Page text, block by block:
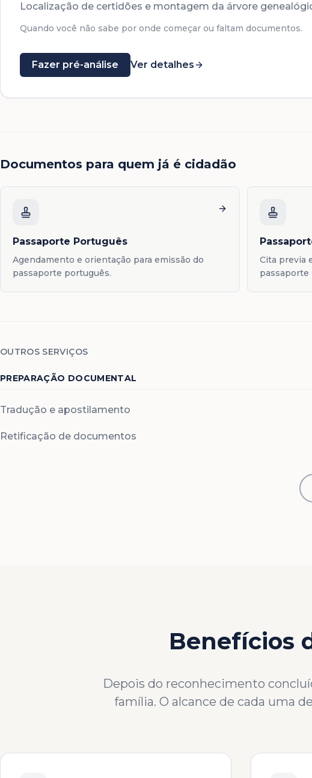
Localização de certidões e montagem da árvore
Quando você não sabe por onde começar ou faltam documentos.
Fazer pré-análise Ver detalhes
Documentos para quem já é cidadão
Passaporte Português
Agendamento e orientação para emissão do
passaporte português.
Cita previa
passaporte
OUTROS SERVIÇOS
PREPARAÇÃO DOCUMENTAL
Tradução e apostilamento
Retificação de documentos
Benefícios
Depois do reconhecimento
família. O alcance de cada uma